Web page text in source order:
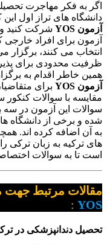
اگر به فکر مهاجرت
دانشگاه های تراز اول
آزمون YOS
شرکت کنید و
آزمون برای افراد
انتخاب می کنند، برگزار
ظرفیت محدودی برای
همین خاطر اقدام به
آزمون YOS
برای
مقایسه با سوالات
سوالات این آزمون در
شده و برخی از دانشگاه
به آن اضافه کرده اند.
های ترکیه به زبان ترکی
است تا به سوالات
مقالات مرتبط
YOS
:
تحصیل دندانپزشکی در